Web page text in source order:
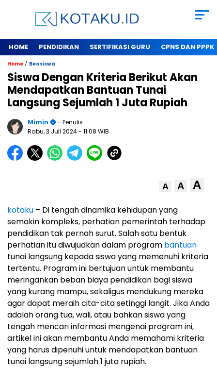
HOME PENDIDIKAN SERTIFIKASI GURU CPNS DAN PPPK
Home / Beasiswa
Siswa Dengan Kriteria Berikut Akan
Mendapatkan Bantuan Tunai
Langsung Sejumlah 1 Juta Rupiah
Mimin
- Penulis
Rabu, 3 Juli 2024- 11:08 WIB
A A A
kotaku – Di tengah dinamika kehidupan yang
semakin kompleks, perhatian pemerintah terhadap
pendidikan tak pernah surut. Salah satu bentuk
perhatian itu diwujudkan dalam program bantuan
tunai langsung kepada siswa yang memenuhi kriteria
tertentu. Program ini bertujuan untuk membantu
meringankan beban biaya pendidikan bagi siswa
yang kurang mampu, sekaligus mendukung mereka
agar dapat meraih cita-cita setinggi langit. Jika Anda
adalah orang tua, wali, atau bahkan siswa yang
tengah mencari informasi mengenai program ini,
artikel ini akan membantu Anda memahami kriteria
yang harus dipenuhi untuk mendapatkan bantuan
tunai langsung sejumlah 1 juta rupiah.